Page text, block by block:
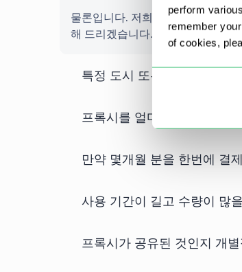
perform
remember
of cookies,
물론입니다. 저희 프록시는 다양한
해 드리겠습니다.
특정 도시 또는 주/지역을 기
프록시를 얼마나 자주 업데이
만약 몇개월 분을 한번에 결
사용 기간이 길고 수량이 많
프록시가 공유된 것인지 개